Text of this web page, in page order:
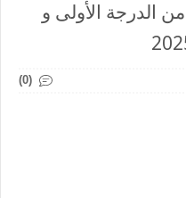
الدرجة الأولى و
(0)